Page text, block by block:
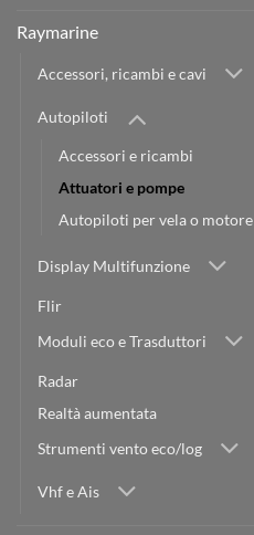
Raymarine
Accessori, ricambi e cavi
Autopiloti
Accessori e ricambi
Attuatori e pompe
Autopiloti per vela o motore
Display Multifunzione
Flir
Moduli eco e Trasduttori
Radar
Realtà aumentata
Strumenti vento eco/log
Vhf e Ais